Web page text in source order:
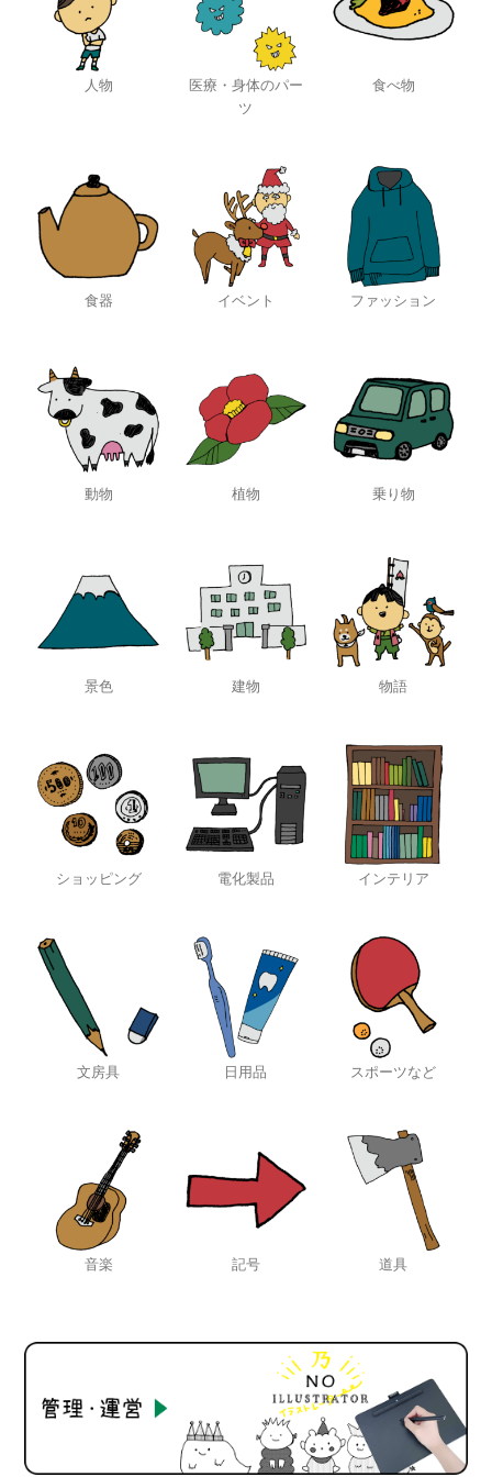
人物
医療・身体のパー
ツ
食べ物
食器 イベント ファッション
動物 植物 乗り物
景色 建物 物語
ショッピング 電化製品 インテリア
文房具 日用品 スポーツなど
音楽 記号 道具